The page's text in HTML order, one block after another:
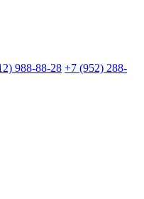
988-88-28 +7 (952) 288-